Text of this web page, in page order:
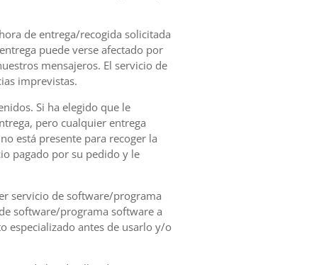
de entrega/recogida solicitada
puede verse afectado por
mensajeros. El servicio de
imprevistas.
Si ha elegido que le
pero cualquier entrega
está presente para recoger la
pagado por su pedido y le
servicio de software/programa
software/programa software a
especializado antes de usarlo y/o